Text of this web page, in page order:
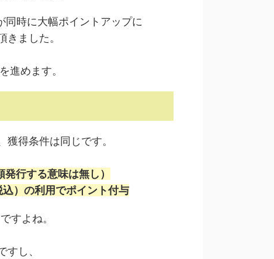
時に大幅ポイントアップに
ました。
進めます。
得条件は同じです。
行する意味は無し）
）の利用でポイント付与
すよね。
し、